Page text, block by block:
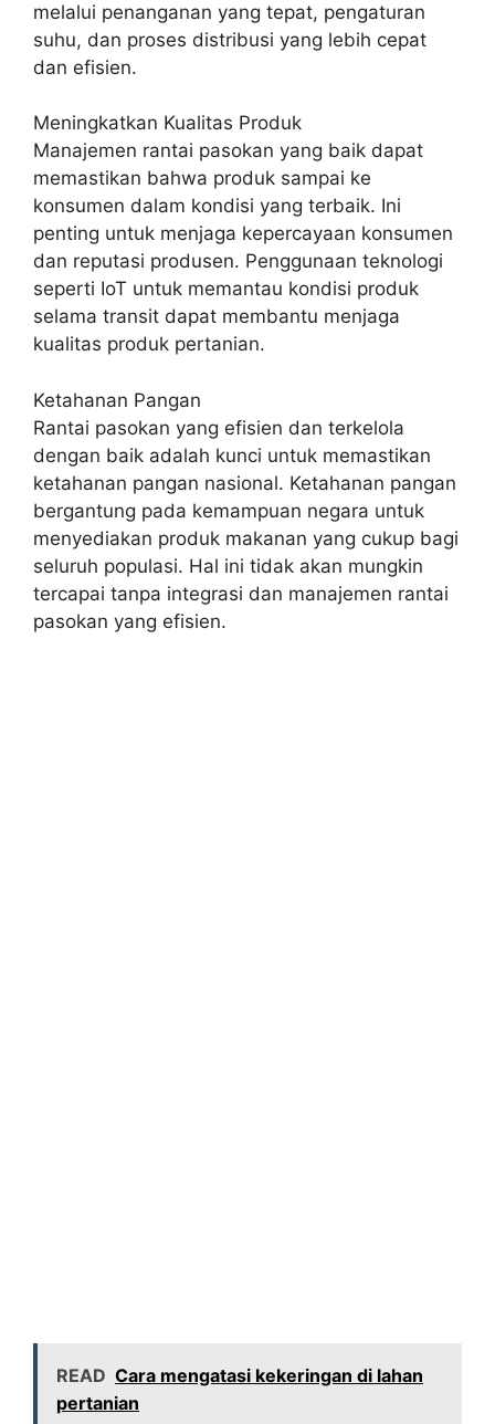
melalui penanganan yang tepat, pengaturan
suhu, dan proses distribusi yang lebih cepat
dan efisien.
Meningkatkan Kualitas Produk
Manajemen rantai pasokan yang baik dapat
memastikan bahwa produk sampai ke
konsumen dalam kondisi yang terbaik. Ini
penting untuk menjaga kepercayaan konsumen
dan reputasi produsen. Penggunaan teknologi
seperti IoT untuk memantau kondisi produk
selama transit dapat membantu menjaga
kualitas produk pertanian.
Ketahanan Pangan
Rantai pasokan yang efisien dan terkelola
dengan baik adalah kunci untuk memastikan
ketahanan pangan nasional. Ketahanan pangan
bergantung pada kemampuan negara untuk
menyediakan produk makanan yang cukup bagi
seluruh populasi. Hal ini tidak akan mungkin
tercapai tanpa integrasi dan manajemen rantai
pasokan yang efisien.
READ Cara mengatasi kekeringan di lahan
pertanian